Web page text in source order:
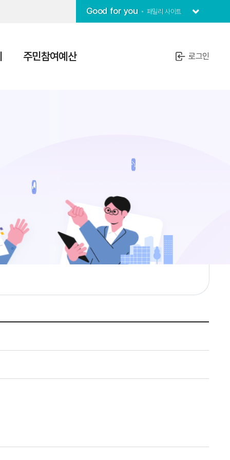
Good for you 패밀리 사이트
주민참여예산 로그인